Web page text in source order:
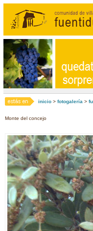
inicio > fotogalería >
Monte del concejo